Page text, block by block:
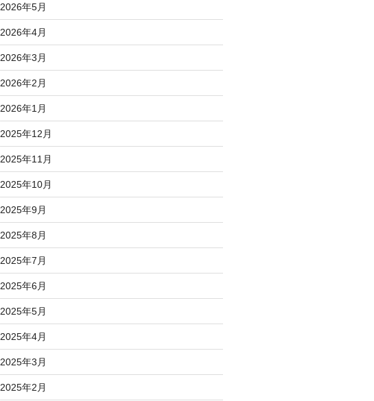
2026年5月
2026年4月
2026年3月
2026年2月
2026年1月
2025年12月
2025年11月
2025年10月
2025年9月
2025年8月
2025年7月
2025年6月
2025年5月
2025年4月
2025年3月
2025年2月